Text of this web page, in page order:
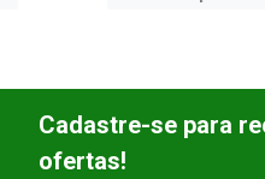
Cadastre-se para
ofertas!